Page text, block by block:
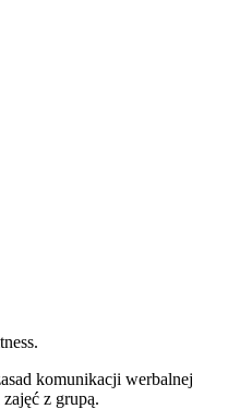
komunikacji werbalnej
z grupą.